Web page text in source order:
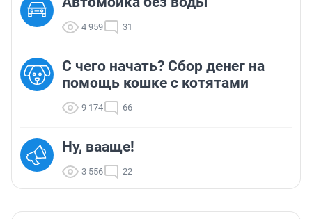
4 959 31
С чего начать? Сбор денег на
помощь кошке с котятами
9 174 66
Ну, вааще!
3 556 22